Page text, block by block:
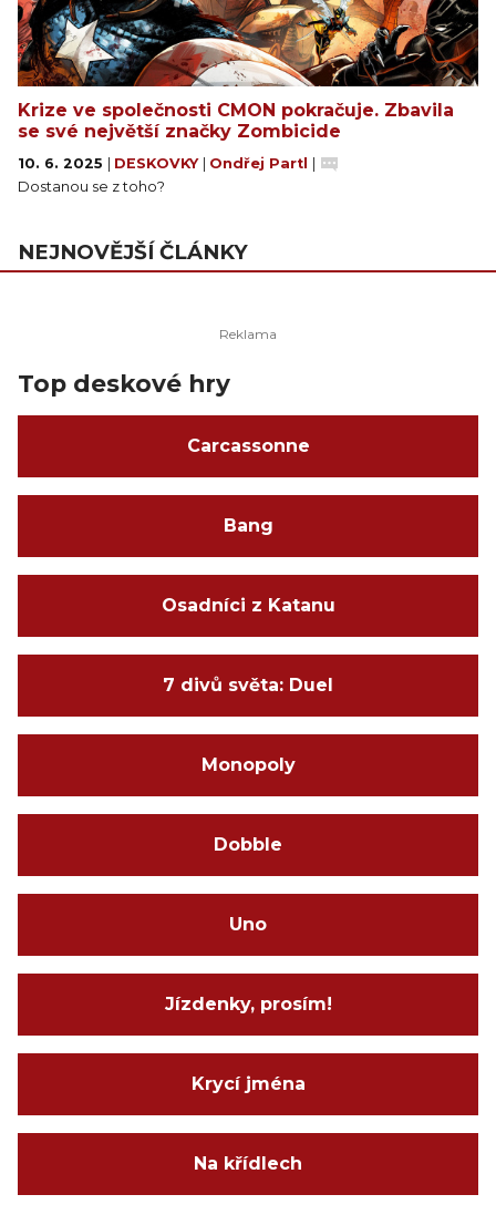
Krize ve společnosti CMON pokračuje. Zbavila
se své největší značky Zombicide
10. 6. 2025 DESKOVKY Ondřej Partl
Dostanou se z toho?
NEJNOVĚJŠÍ ČLÁNKY
Top deskové hry
Carcassonne
Bang
Osadníci z Katanu
7 divů světa: Duel
Monopoly
Dobble
Uno
Jízdenky, prosím!
Krycí jména
Na křídlech